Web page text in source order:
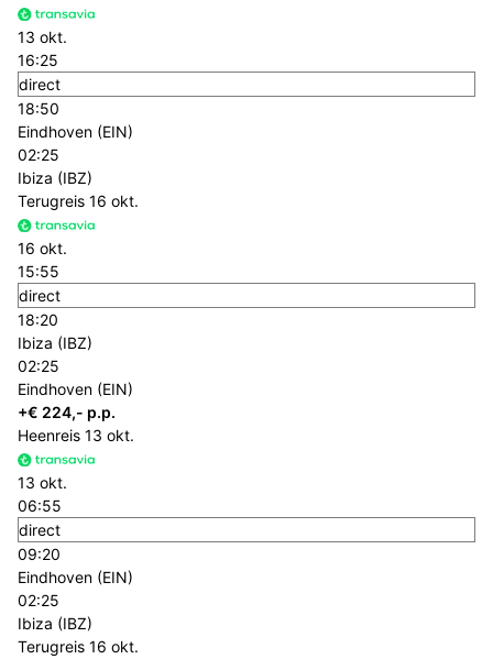
13 okt.
16:25
direct
18:50
Eindhoven (EIN)
02:25
Ibiza (IBZ)
Terugreis 16 okt.
16 okt.
15:55
direct
18:20
Ibiza (IBZ)
02:25
Eindhoven (EIN)
+€ 224,- p.p.
Heenreis 13 okt.
13 okt.
06:55
direct
09:20
Eindhoven (EIN)
02:25
Ibiza (IBZ)
Terugreis 16 okt.